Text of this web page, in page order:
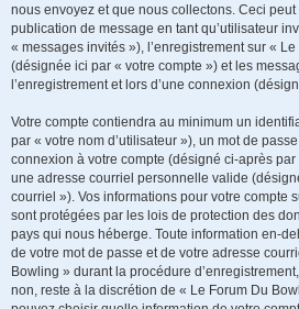
nous envoyez et que nous collectons. Ceci peut
publication de message en tant qu’utilisateur
« messages invités »), l’enregistrement sur «
(désignée ici par « votre compte ») et les
l’enregistrement et lors d’une connexion
Votre compte contiendra au minimum un
par « votre nom d’utilisateur »), un mot de
connexion à votre compte (désigné ci-après
une adresse courriel personnelle valide
courriel »). Vos informations pour votre compte
sont protégées par les lois de protection des
pays qui nous héberge. Toute information en-
de votre mot de passe et de votre adresse
Bowling » durant la procédure
non, reste à la discrétion de « Le Forum Du